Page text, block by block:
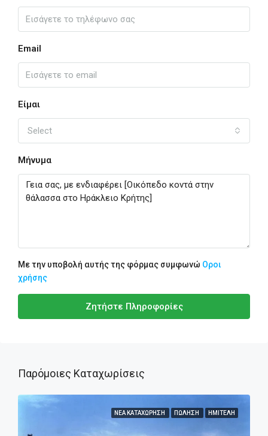
Email
Είμαι
Select
Μήνυμα
Με την υποβολή αυτής της φόρμας συμφωνώ Οροι
χρήσης
Ζητήστε Πληροφορίες
Παρόμοιες Καταχωρίσεις
ΝΈΑ ΚΑΤΑΧΏΡΗΣΗ ΠΏΛΗΣΗ ΗΜΙΤΕΛΉ